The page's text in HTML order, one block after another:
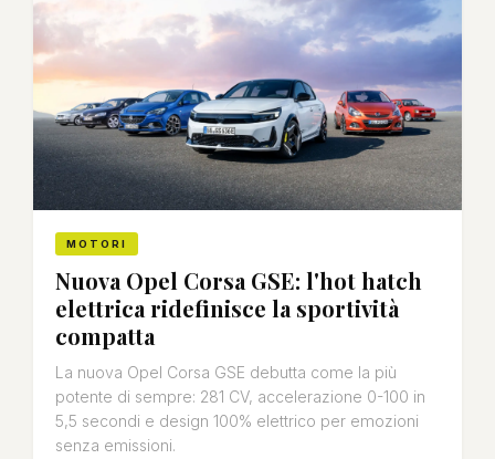
MOTORI
Nuova Opel Corsa GSE: l'hot hatch
elettrica ridefinisce la sportività
compatta
La nuova Opel Corsa GSE debutta come la più
potente di sempre: 281 CV, accelerazione 0-100 in
5,5 secondi e design 100% elettrico per emozioni
senza emissioni.